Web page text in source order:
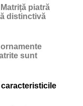
piatră
distinctivă
sunt